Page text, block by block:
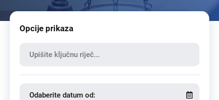
Opcije prikaza
Odaberite datum od: